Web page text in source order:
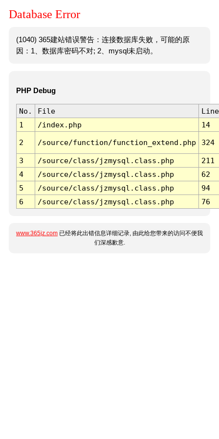
Database Error
(1040) 365建站错误警告：连接数据库失败，可能的原
因：1、数据库密码不对; 2、mysql未启动。
PHP Debug
No. File
Line
1
/index.php 14
2 /source/function/function_extend.php 324
3 /source/class/jzmysql.class.php
211
4
/source/class/jzmysql.class.php
62
5
/source/class/jzmysql.class.php
94
6
/source/class/jzmysql.class.php 76
www.365jz.com 已经将此出错信息详细记录, 由此给您带来的访问不便我
们深感歉意.